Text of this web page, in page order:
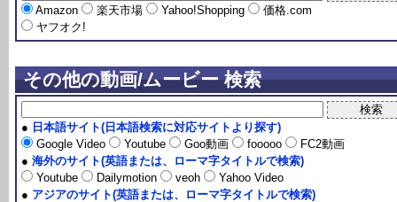
Amazon 楽天市場 Yahoo!Shopping
価格.com
ヤフオク!
その他の動画/ムービー 検索
● 日本語サイト(日本語検索に対応サイトより探す)
Google Video
Youtube Goo動画 fooooo
FC2動画
● 海外のサイト(英語または、ローマ字タイトルで検索)
Youtube
Dailymotion veoh
Yahoo Video
● アジアのサイト(英語または、ローマ字タイトルで検索)